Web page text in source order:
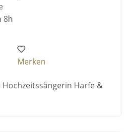
8h
Merken
Hochzeitssängerin Harfe &